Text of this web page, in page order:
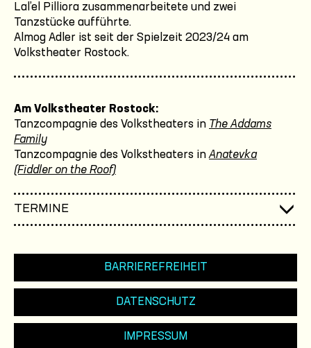
Lal’el Pilliora zusammenarbeitete und zwei
Tanzstücke aufführte.
Almog Adler ist seit der Spielzeit 2023/24 am
Volkstheater Rostock.
Am Volkstheater Rostock:
Tanzcompagnie des Volkstheaters in The Addams
Family
Tanzcompagnie des Volkstheaters in Anatevka
(Fiddler on the Roof)
TERMINE
BARRIEREFREIHEIT
DATENSCHUTZ
IMPRESSUM